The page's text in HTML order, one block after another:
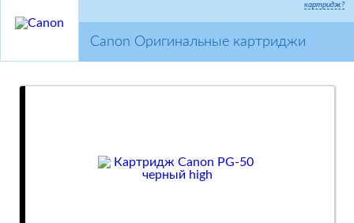
картридж?
Canon Оригинальные картриджи